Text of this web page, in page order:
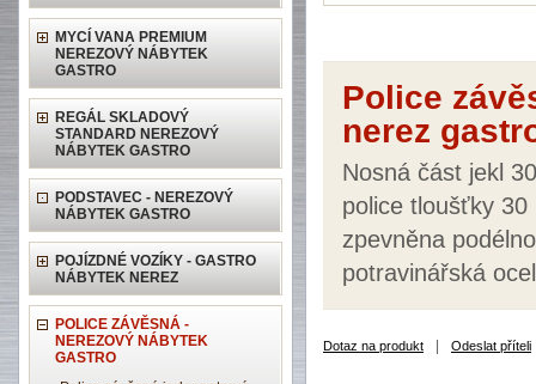
MYCÍ VANA PREMIUM
NEREZOVÝ NÁBYTEK
GASTRO
REGÁL SKLADOVÝ
STANDARD NEREZOVÝ
NÁBYTEK GASTRO
PODSTAVEC - NEREZOVÝ
NÁBYTEK GASTRO
POJÍZDNÉ VOZÍKY - GASTRO
NÁBYTEK NEREZ
POLICE ZÁVĚSNÁ -
NEREZOVÝ NÁBYTEK
GASTRO
Police
nerez
Nosná část jekl
police tloušťky
zpevněna
potravinářská
Dotaz na produkt Odeslat příteli